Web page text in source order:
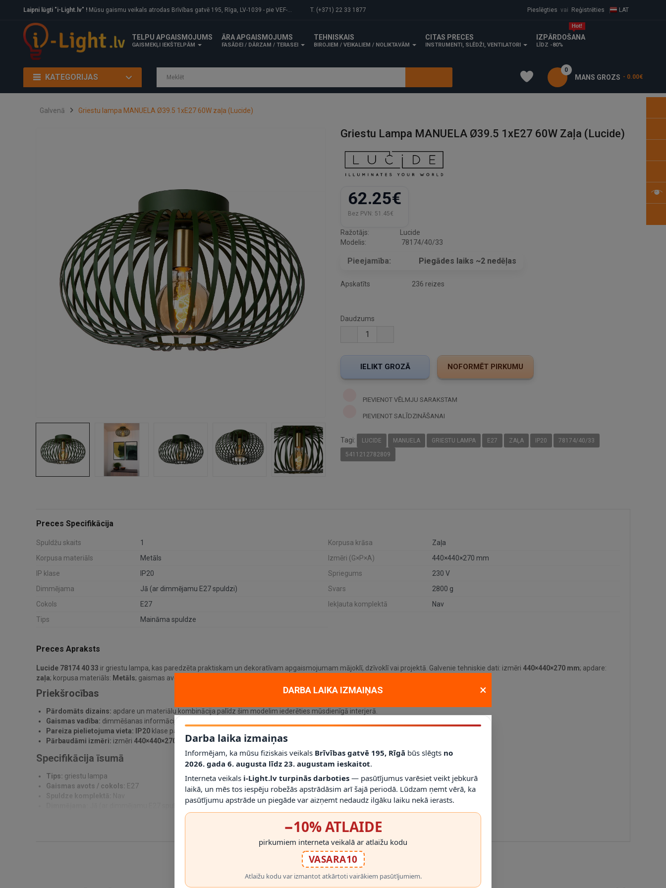
Laipni lūgti "i-Light.lv" ! Mūsu gaismu veikals atrodas Brīvības gatvē 195, Rīga, LV-1039 - pie VEF-Gaisa tilta. T. (+371) 22 33 1877 Pieslēgties vai Reģistrēties LAT
TELPU APGAISMOJUMS
GAISMEKĻI IEKŠTELPĀM
ĀRA APGAISMOJUMS
FASĀDEI / DĀRZAM / TERASEI
TEHNISKAIS
BIROJIEM / VEIKALIEM / NOLIKTAVĀM
CITAS PRECES
INSTRUMENTI, SLĒDŽI, VENTILATORI
IZPĀRDOŠANA
LĪDZ -80%
KATEGORIJAS MANS GROZS
0
- 0.00€
Galvenā Griestu lampa MANUELA Ø39.5 1xE27 60W zaļa (Lucide)
Griestu Lampa MANUELA Ø39.5 1xE27 60W Zaļa (Lucide)
62.25€
Bez PVN: 51.45€
Ražotājs:
Lucide
Modelis:
78174/40/33
Pieejamība: Piegādes laiks ~2 nedēļas
Apskatīts 236 reizes
Daudzums
PIEVIENOT VĒLMJU SARAKSTAM
PIEVIENOT SALĪDZINĀŠANAI
Tagi: LUCIDE MANUELA GRIESTU LAMPA E27 ZAĻA IP20
78174/40/33
5411212782809
Preces Specifikācija
Spuldžu skaits 1 Korpusa krāsa
Zaļa
Korpusa materiāls
Metāls Izmēri (G×P×A)
440×440×270 mm
IP klase
IP20 Spriegums
230 V
Dimmējama
Jā (ar dimmējamu E27 spuldzi) Svars
2800 g
Cokols
E27 Iekļauta komplektā
Nav
Tips
Maināma spuldze
Preces Apraksts
Lucide 78174 40 33 ir griestu lampa, kas paredzēta praktiskam un dekoratīvam apgaismojumam mājoklī, dzīvoklī vai projektā. Galvenie tehniskie dati: izmēri 440×440×270 mm; apdare:
zaļa; korpusa materiāls: Metāls; gaismas avots / cokols
Priekšrocības
Pārdomāts dizains: apdare un materiālu kombinācija palīdz šim modelim iederēties mūsdienīgā interjerā.
Gaismas vadība: dimmēšanas informācija norādīta kā
Pareiza pielietojuma vieta:
IP20 klase palīdz noteikt, kur gaismekli drīkst droši izmantot.
Pārbaudāmi izmēri: izmēri 440×440×270 mmļauj pirms montāžas novērtēt proporcijas un novietojumu.
Specifikācija īsumā
Tips: griestu lampa
Gaismas avots / cokols: E27
Jā (ar dimmējamu E27 spuldzi)
RĀDĪT VAIRĀK
DARBA LAIKA IZMAIŅAS ×
Darba laika izmaiņas
Informējam, ka mūsu fiziskais veikals Brīvības gatvē 195, Rīgā būs slēgts no
2026. gada 6. augusta līdz 23. augustam ieskaitot.
Interneta veikals i-Light.lv turpinās darboties — pasūtījumus varēsiet veikt jebkurā
laikā, un mēs tos iespēju robežās apstrādāsim arī šajā periodā. Lūdzam ņemt vērā, ka
pasūtījumu apstrāde un piegāde var aizņemt nedaudz ilgāku laiku nekā ierasts.
−10% ATLAIDE
pirkumiem interneta veikalā ar atlaižu kodu
VASARA10
Atlaižu kodu var izmantot atkārtoti vairākiem pasūtījumiem.